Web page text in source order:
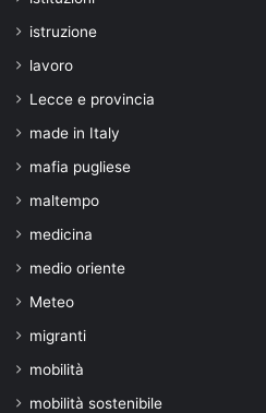
istruzione
lavoro
Lecce e provincia
made in Italy
mafia pugliese
maltempo
medicina
medio oriente
Meteo
migranti
mobilità
mobilità sostenibile